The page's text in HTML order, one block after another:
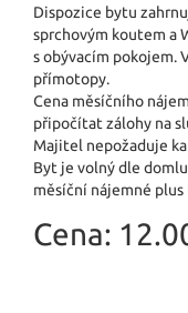
Dispozice bytu
sprchovým koutem a
s obývacím pokojem.
přímotopy.
Cena měsíčního
připočítat zálohy na
Majitel nepožaduje
Byt je volný dle
měsíční nájemné plus
Cena: